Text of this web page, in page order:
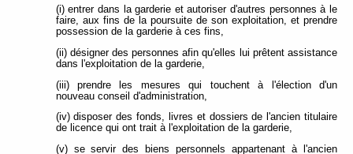
(i) entrer dans la garderie et autoriser d'autres personnes à le
faire, aux fins de la poursuite de son exploitation, et prendre
possession de la garderie à ces fins,
(ii) désigner des personnes afin qu'elles lui prêtent assistance
dans l'exploitation de la garderie,
(iii) prendre les mesures qui touchent à l'élection d'un
nouveau conseil d'administration,
(iv) disposer des fonds, livres et dossiers de l'ancien titulaire
de licence qui ont trait à l'exploitation de la garderie,
(v) se servir des biens personnels appartenant à l'ancien